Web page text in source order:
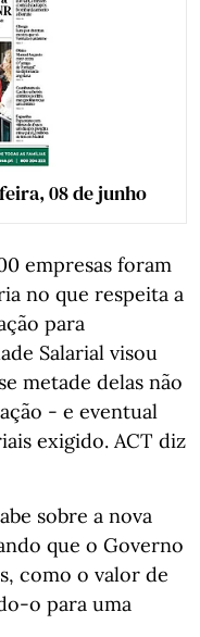
08 de junho
empresas foram
no que respeita a
para
Salarial visou
metade delas não
- e eventual
exigido. ACT diz
sobre a nova
que o Governo
como o valor de
o para uma